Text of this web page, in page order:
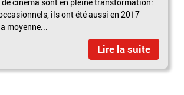
ils ont été aussi en 2017
moyenne...
Lire la suite